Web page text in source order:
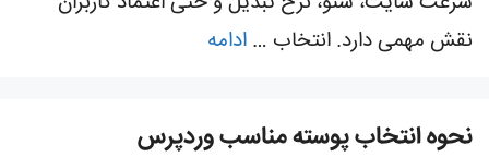
نقش مهمی دارد. انتخاب … ادامه
نحوه انتخاب پوسته مناسب وردپرس